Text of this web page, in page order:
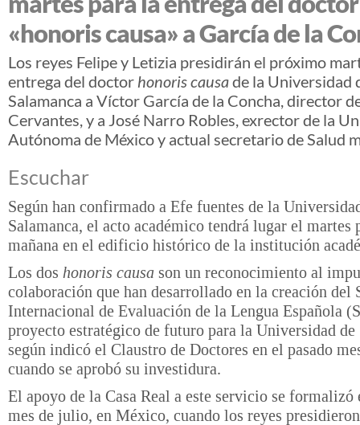
«honoris causa» a García de la
Los reyes Felipe y Letizia presidirán el próximo
entrega del doctor honoris causade la Universidad
Salamanca a Víctor García de la Concha, director
Cervantes, y a José Narro Robles, exrector de la
Autónoma de México y actual secretario de Salud
Escuchar
Según han confirmado a Efe fuentes de la
Salamanca, el acto académico tendrá lugar el martes
mañana en el edificio histórico de la institución
Los dos honoris causa son un reconocimiento al
colaboración que han desarrollado en la creación del
Internacional de Evaluación de la Lengua Española
proyecto estratégico de futuro para la Universidad de
según indicó el Claustro de Doctores en el pasado
cuando se aprobó su investidura.
El apoyo de la Casa Real a este servicio se formalizó
mes de julio, en México, cuando los reyes